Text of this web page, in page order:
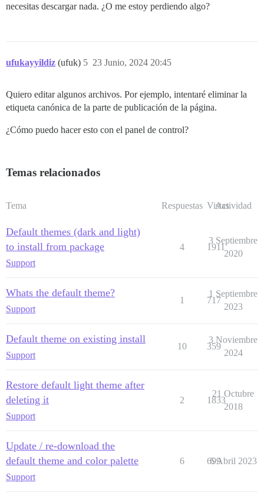
necesitas descargar nada. ¿O me estoy perdiendo algo?
ufukayyildiz (ufuk) 23 Junio, 2024 20:45
5
Quiero editar algunos archivos. Por ejemplo, intentaré eliminar la
etiqueta canónica de la parte de publicación de la página.
¿Cómo puedo hacer esto con el panel de control?
Temas relacionados
Tema Respuestas Vistas
Actividad
Default themes (dark and light)
to install from package
Support
4 1911
3 Septiembre
2020
Whats the default theme?
Support
1 717
1 Septiembre
2023
Default theme on existing install
Support
10 359
3 Noviembre
2024
Restore default light theme after
deleting it
Support
2 1833
21 Octubre
2018
Update / re-download the
default theme and color palette
Support
6 699
6 Abril 2023